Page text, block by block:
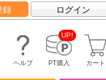
録 ログイン
ヘルプ
UP!
PT購入 カート